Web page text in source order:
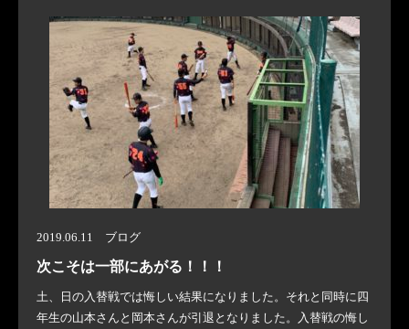
2019.06.11 ブログ
次こそは一部にあがる！！！
土、日の入替戦では悔しい結果になりました。それと同時に四
年生の山本さんと岡本さんが引退となりました。入替戦の悔し